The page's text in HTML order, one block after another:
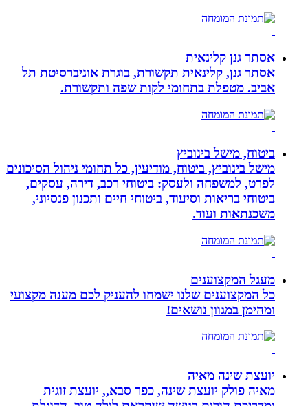
אסתר גנן קלינאית
אסתר גנן, קלינאית תקשורת, בוגרת אוניברסיטת תל
אביב. מטפלת בתחומי לקות שפה ותקשורת.
ביטוח, מישל בינוביץ
מישל בינוביץ, ביטוח, מודיעין, כל תחומי ניהול הסיכונים
לפרט, למשפחה ולעסק: ביטוחי רכב, דירה, עסקים,
ביטוחי בריאות וסיעוד, ביטוחי חיים ותכנון פנסיוני,
משכנתאות ועוד.
מעגל המקצוענים
כל המקצוענים שלנו ישמחו להעניק לכם מענה מקצועי
ומהימן במגוון נושאים!
יועצת שינה מאיה
מאיה פולק יועצת שינה, כפר סבא,, יועצת זוגית